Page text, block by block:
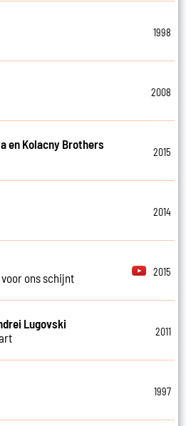
1998
2008
en Kolacny Brothers
2015
2014
ons schijnt
2015
Lugovski
2011
1997